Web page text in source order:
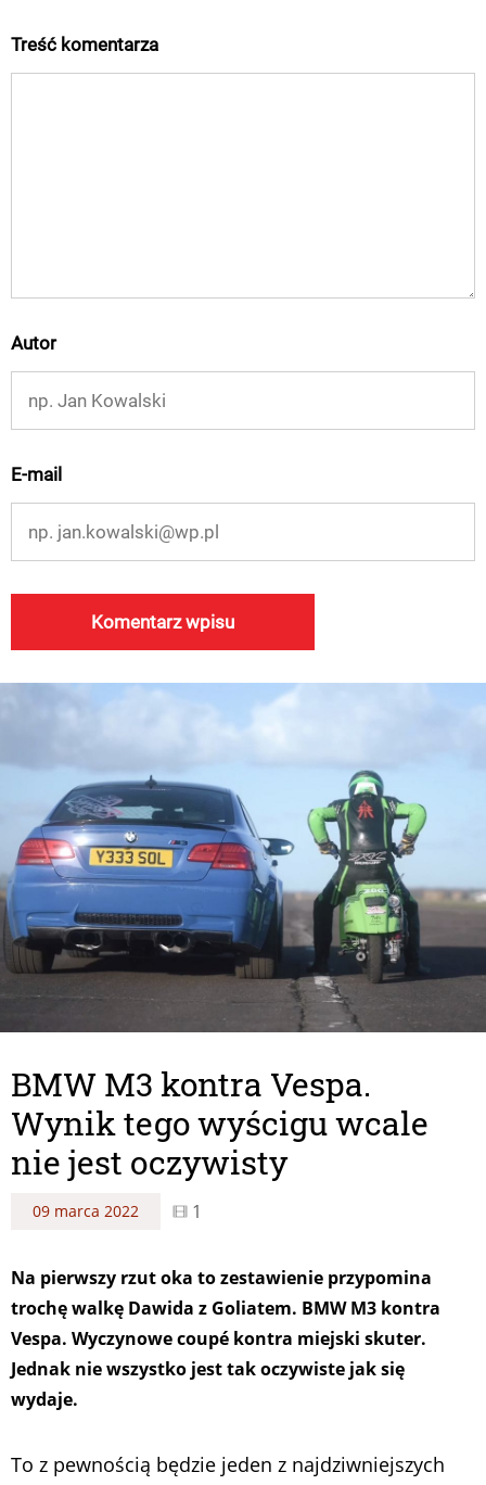
Treść komentarza
Autor
E-mail
BMW M3 kontra Vespa.
Wynik tego wyścigu wcale
nie jest oczywisty
09 marca 2022 1
Na pierwszy rzut oka to zestawienie przypomina
trochę walkę Dawida z Goliatem. BMW M3 kontra
Vespa. Wyczynowe coupé kontra miejski skuter.
Jednak nie wszystko jest tak oczywiste jak się
wydaje.
To z pewnością będzie jeden z najdziwniejszych